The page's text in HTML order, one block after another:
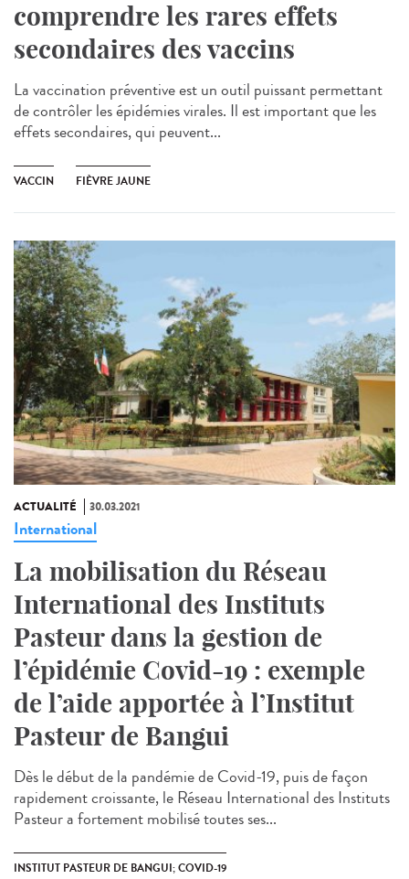
comprendre les rares effets
secondaires des vaccins
La vaccination préventive est un outil puissant permettant
de contrôler les épidémies virales. Il est important que les
effets secondaires, qui peuvent...
VACCIN FIÈVRE JAUNE
ACTUALITÉ 30.03.2021
International
La mobilisation du Réseau
International des Instituts
Pasteur dans la gestion de
l’épidémie Covid-19 : exemple
de l’aide apportée à l’Institut
Pasteur de Bangui
Dès le début de la pandémie de Covid-19, puis de façon
rapidement croissante, le Réseau International des Instituts
Pasteur a fortement mobilisé toutes ses...
INSTITUT PASTEUR DE BANGUI; COVID-19